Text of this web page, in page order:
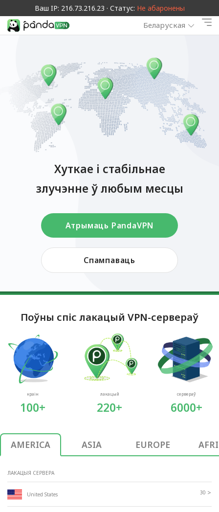
Ваш IP: 216.73.216.23 · Статус: Не абаронены
Беларуская
Хуткае і стабільнае
злучэнне ў любым месцы
Атрымаць PandaVPN
Спампаваць
Поўны спіс лакацый VPN-сервераў
краін
100+
лакацый
220+
сервераў
6000+
AMERICA ASIA EUROPE
ЛАКАЦЫЯ СЕРВЕРА
United States 30 >